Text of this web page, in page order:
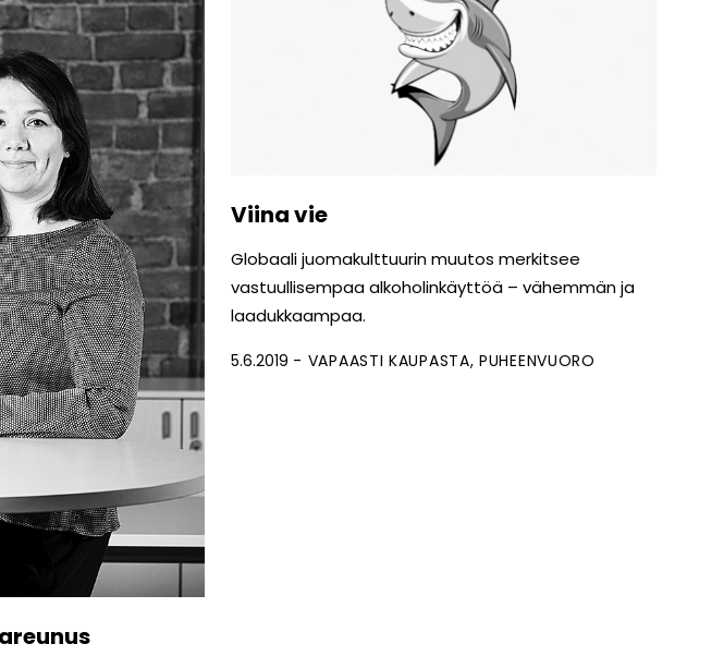
Viina vie
Globaali juomakulttuurin muutos merkitsee
vastuullisempaa alkoholinkäyttöä – vähemmän ja
laadukkaampaa.
5.6.2019 VAPAASTI KAUPASTA PUHEENVUORO